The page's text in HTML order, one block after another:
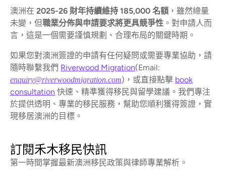
訂閱禾木移民快訊
第一時間掌握最新澳洲移民政策與律師專業解析。
澳洲在 2025-26 財年持續維持 185,000 名額 ，雖然總量
未變，但職業分佈與申請要求將更具競爭性 。對申請人而
言，這是一個需要謹慎規劃、合理布局的關鍵時期。
如果您對澳洲簽證的申請有任何疑問或需要專業協助，請
隨時聯繫我們 Riverwood Migration(Email:
enquiry@riverwoodmigration.com)，或直接點擊 book
consultation 快速、精準獲得移民與留學建議。我們專注
於提供透明、專業的移民服務，幫助您順利獲得簽證，實
現移居澳洲的目標。